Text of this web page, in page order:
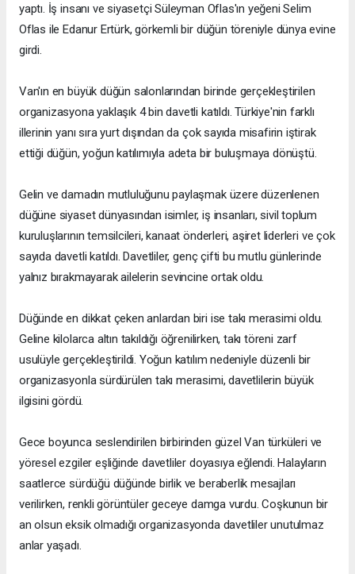
yaptı. İş insanı ve siyasetçi Süleyman Oflas'ın yeğeni Selim
Oflas ile Edanur Ertürk, görkemli bir düğün töreniyle dünya evine
girdi.
Van'ın en büyük düğün salonlarından birinde gerçekleştirilen
organizasyona yaklaşık 4 bin davetli katıldı. Türkiye'nin farklı
illerinin yanı sıra yurt dışından da çok sayıda misafirin iştirak
ettiği düğün, yoğun katılımıyla adeta bir buluşmaya dönüştü.
Gelin ve damadın mutluluğunu paylaşmak üzere düzenlenen
düğüne siyaset dünyasından isimler, iş insanları, sivil toplum
kuruluşlarının temsilcileri, kanaat önderleri, aşiret liderleri ve çok
sayıda davetli katıldı. Davetliler, genç çifti bu mutlu günlerinde
yalnız bırakmayarak ailelerin sevincine ortak oldu.
Düğünde en dikkat çeken anlardan biri ise takı merasimi oldu.
Geline kilolarca altın takıldığı öğrenilirken, takı töreni zarf
usulüyle gerçekleştirildi. Yoğun katılım nedeniyle düzenli bir
organizasyonla sürdürülen takı merasimi, davetlilerin büyük
ilgisini gördü.
Gece boyunca seslendirilen birbirinden güzel Van türküleri ve
yöresel ezgiler eşliğinde davetliler doyasıya eğlendi. Halayların
saatlerce sürdüğü düğünde birlik ve beraberlik mesajları
verilirken, renkli görüntüler geceye damga vurdu. Coşkunun bir
an olsun eksik olmadığı organizasyonda davetliler unutulmaz
anlar yaşadı.